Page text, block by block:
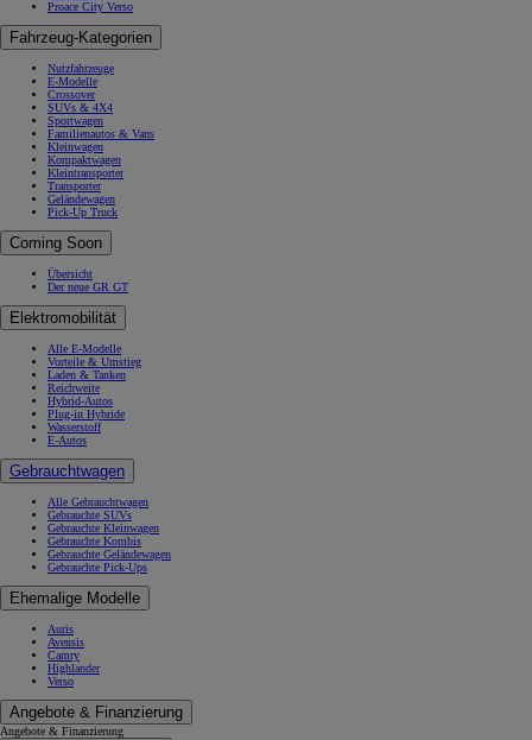
Proace City Verso
Fahrzeug-Kategorien
Nutzfahrzeuge
E-Modelle
Crossover
SUVs & 4X4
Sportwagen
Familienautos & Vans
Kleinwagen
Kompaktwagen
Kleintransporter
Transporter
Geländewagen
Pick-Up Truck
Coming Soon
Übersicht
Der neue GR GT
Elektromobilität
Alle E-Modelle
Vorteile & Umstieg
Laden & Tanken
Reichweite
Hybrid-Autos
Plug-in Hybride
Wasserstoff
E-Autos
Gebrauchtwagen
Alle Gebrauchtwagen
Gebrauchte SUVs
Gebrauchte Kleinwagen
Gebrauchte Kombis
Gebrauchte Geländewagen
Gebrauchte Pick-Ups
Ehemalige Modelle
Auris
Avensis
Camry
Highlander
Verso
Angebote & Finanzierung
Angebote & Finanzierung